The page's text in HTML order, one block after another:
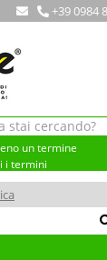
+39 0984
un termine
i termini